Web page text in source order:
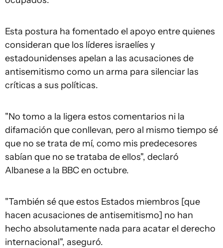
Esta postura ha fomentado el apoyo entre quienes
consideran que los líderes israelíes y
estadounidenses apelan a las acusaciones de
antisemitismo como un arma para silenciar las
críticas a sus políticas.
"No tomo a la ligera estos comentarios ni la
difamación que conllevan, pero al mismo tiempo sé
que no se trata de mí, como mis predecesores
sabían que no se trataba de ellos", declaró
Albanese a la BBC en octubre.
"También sé que estos Estados miembros [que
hacen acusaciones de antisemitismo] no han
hecho absolutamente nada para acatar el derecho
internacional", aseguró.